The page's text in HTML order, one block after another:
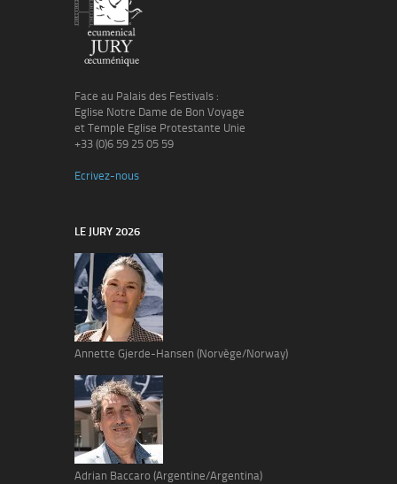
Face au Palais des Festivals :
Eglise Notre Dame de Bon Voyage
et Temple Eglise Protestante Unie
+33 (0)6 59 25 05 59
Ecrivez-nous
LE JURY 2026
Annette Gjerde-Hansen (Norvège/Norway)
Adrian Baccaro (Argentine/Argentina)